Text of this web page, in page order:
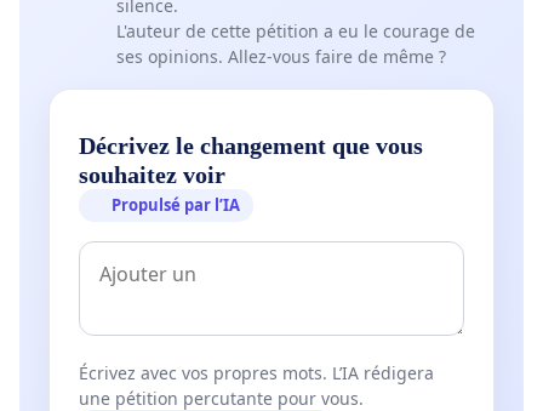
silence.
L'auteur de cette pétition a eu le courage de
ses opinions. Allez-vous faire de même ?
Décrivez le changement que vous
souhaitez voir
Propulsé par l’IA
Écrivez avec vos propres mots. L’IA rédigera
une pétition percutante pour vous.